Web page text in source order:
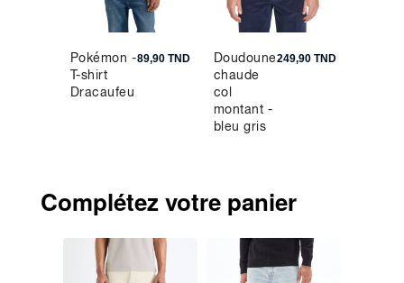
Pokémon -
T-shirt
Dracaufeu
89,90 TND
Doudoune
chaude
col
montant -
bleu gris
249,90 TND
Complétez votre panier